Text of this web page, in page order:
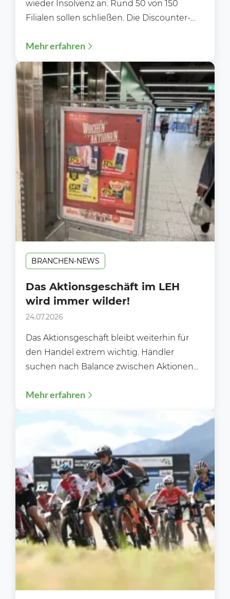
wieder Insolvenz an. Rund 50 von 150
Filialen sollen schließen. Die Discounter-
Mehr erfahren
BRANCHEN-NEWS
Das Aktionsgeschäft im LEH
wird immer wilder!
24.07.2026
Das Aktionsgeschäft bleibt weiterhin für
den Handel extrem wichtig. Händler
suchen nach Balance zwischen Aktionen
Lebensmittelhandel bleiben Aktionspreise
und...
Mehr erfahren